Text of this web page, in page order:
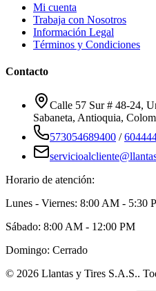
Mi cuenta
Trabaja con Nosotros
Información Legal
Términos y Condiciones
Contacto
Calle 57 Sur # 48-24,
Sabaneta, Antioquia,
573054689400 /
Horario de atención:
Lunes - Viernes: 8:00 AM - 5:30
Sábado: 8:00 AM - 12:00 PM
Domingo: Cerrado
© 2026 Llantas y Tires S.A.S..